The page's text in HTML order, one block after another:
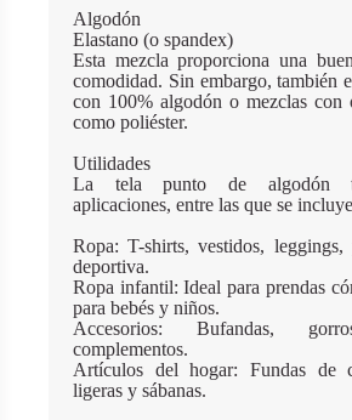
Algodón
Elastano (o spandex)
Esta mezcla proporciona una
comodidad. Sin embargo, también
con 100% algodón o mezclas con
como poliéster.
Utilidades
La tela punto de algodón
aplicaciones, entre las que se
Ropa: T-shirts, vestidos,
deportiva.
Ropa infantil: Ideal para prendas
para bebés y niños.
Accesorios: Bufandas,
complementos.
Artículos del hogar: Fundas de
ligeras y sábanas.